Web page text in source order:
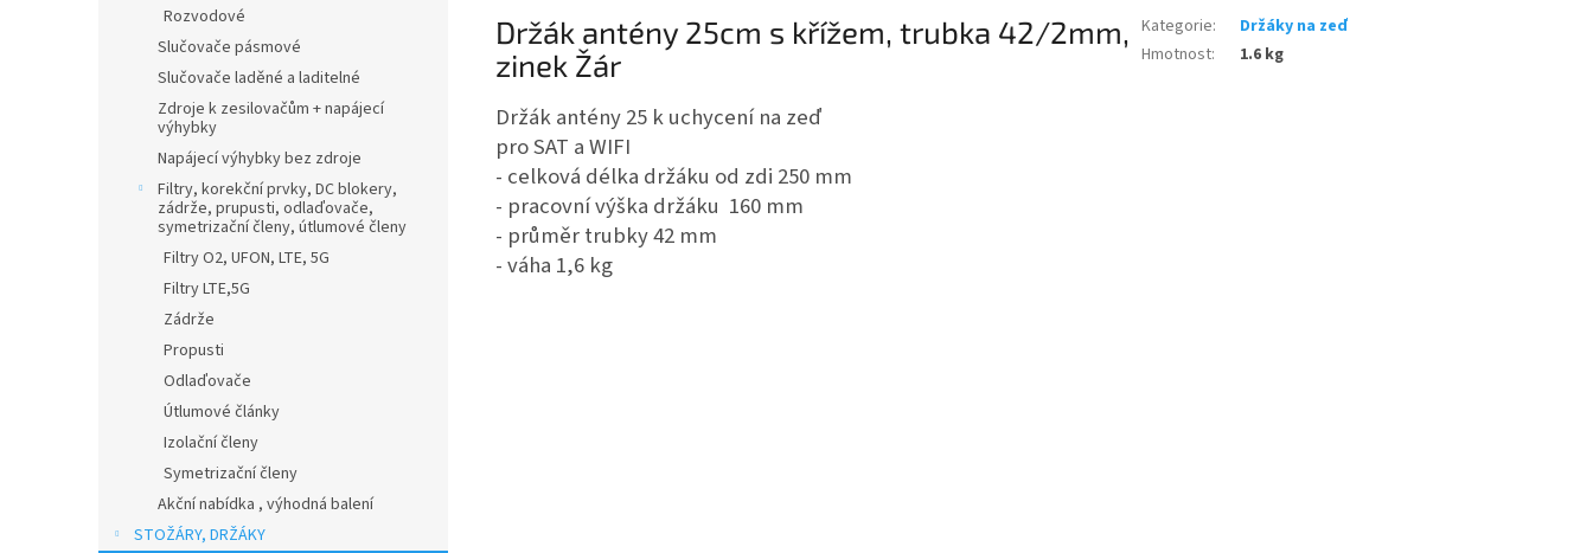
Rozvodové
Slučovače pásmové
Slučovače laděné a laditelné
Zdroje k zesilovačům + napájecí
výhybky
Napájecí výhybky bez zdroje
Filtry, korekční prvky, DC blokery,
zádrže, prupusti, odlaďovače,
symetrizační členy, útlumové členy
Filtry O2, UFON, LTE, 5G
Filtry LTE,5G
Zádrže
Propusti
Odlaďovače
Útlumové články
Izolační členy
Symetrizační členy
Akční nabídka , výhodná balení
STOŽÁRY, DRŽÁKY
Držák antény 25cm s křížem, trubka 42/2mm,
zinek Žár
Držák antény 25 k uchycení na zeď
pro SAT a WIFI
- celková délka držáku od zdi 250 mm
- pracovní výška držáku 160 mm
- průměr trubky 42 mm
- váha 1,6 kg
Kategorie:
Držáky na zeď
Hmotnost: 1.6 kg